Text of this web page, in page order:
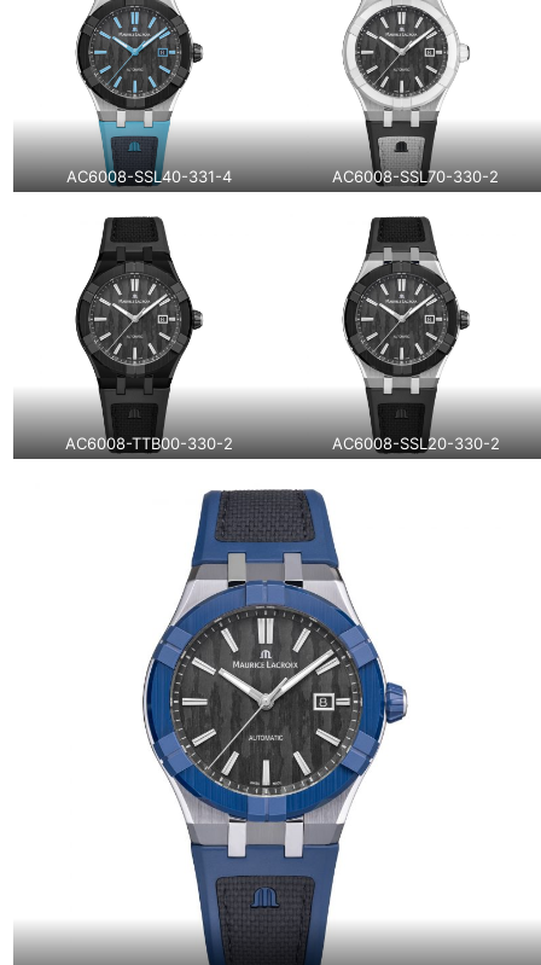
AC6008-SSL40-331-4 AC6008-SSL70-330-2
AC6008-TTB00-330-2 AC6008-SSL20-330-2